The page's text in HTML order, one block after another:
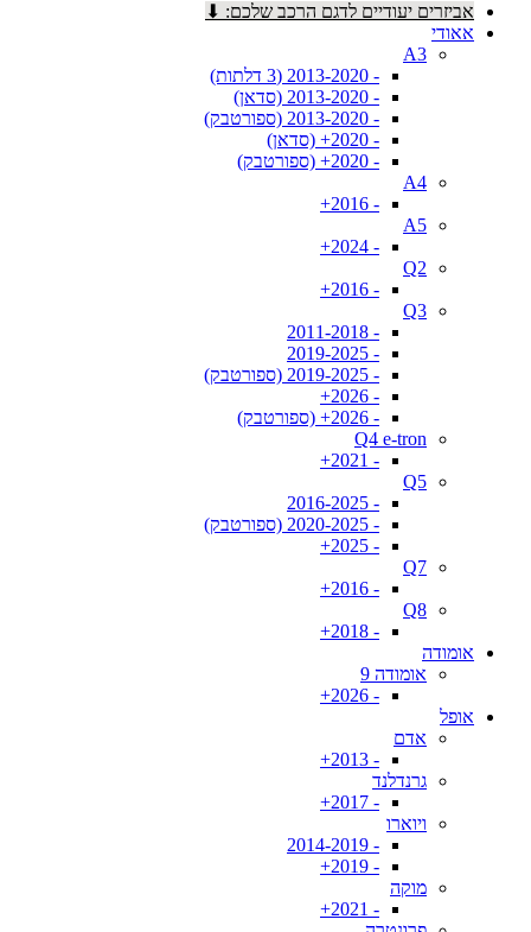
אביזרים יעודיים לדגם הרכב שלכם: ⬇
אאודי
A3
- 2013-2020 (3 דלתות)
- 2013-2020 (סדאן)
- 2013-2020 (ספורטבק)
- 2020+ (סדאן)
- 2020+ (ספורטבק)
A4
- 2016+
A5
- 2024+
Q2
- 2016+
Q3
- 2011-2018
- 2019-2025
- 2019-2025 (ספורטבק)
- 2026+
- 2026+ (ספורטבק)
Q4 e-tron
- 2021+
Q5
- 2016-2025
- 2020-2025 (ספורטבק)
- 2025+
Q7
- 2016+
Q8
- 2018+
אומודה
אומודה 9
- 2026+
אופל
אדם
- 2013+
גרנדלנד
- 2017+
ויוארו
- 2014-2019
- 2019+
מוקה
- 2021+